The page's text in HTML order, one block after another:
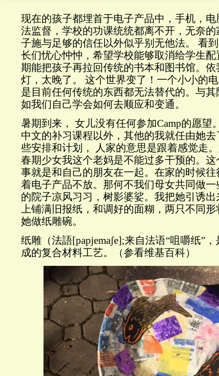
现在的孩子都埋首于电子产品中，手机，
法监督，学校的功课统统都离不开，无奈
子施与足够的信任以外似乎别无他法。 看
长们忧心忡忡，希望学校能够取消给学生
期能把孩子再拉回传统的书本和图书馆。
灯，太晚了。 这个世界变了！一个小小的
是目前任何传统的东西都无法替代的。与
如我们自己学会如何去顺应和变通。
暑期到来， 女儿没有任何参加Camp的愿望
中文的补习课程以外，其他的我就任由她
些安排和计划， 人家的意思是跟着感觉走
春期少女我这个老妈是不能过多干预的。
事就是和自己的朋友在一起。在家的时候
着电子产品不放。那何不我们母女共同做
的院子凉风习习，树影婆娑。我把她引诱
上铺满旧报纸，和调好的面糊，两只不同
她做纸雕碗。
纸雕（法語[papjemaʃe];来自法语“咀嚼纸”
成的复合材料工艺。（参看维基百科）